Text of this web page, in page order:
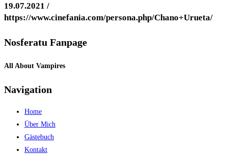
19.07.2021 /
https://www.cinefania.com/persona.php/Chano+Urueta/
Nosferatu Fanpage
All About Vampires
Navigation
Home
Über Mich
Gästebuch
Kontakt